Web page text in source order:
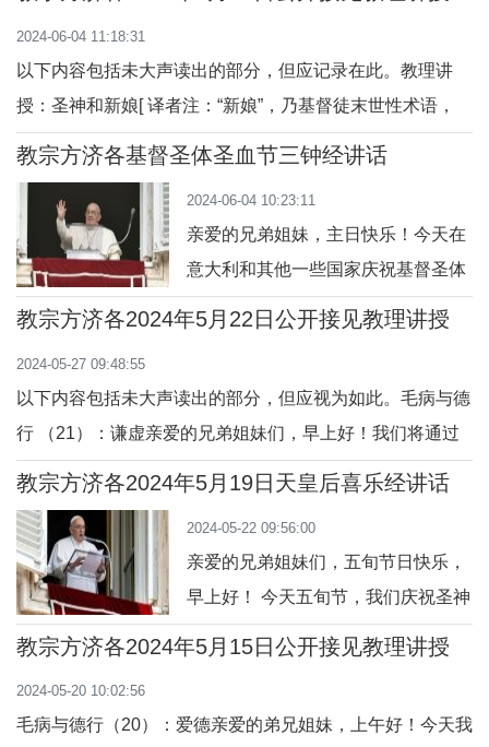
由亲爱的兄弟姐妹们，早上好！在今天的教理讲授中，我想
和你们一起反省圣经中对“圣神”的称呼。我
2024-06-04 11:18:31
以下内容包括未大声读出的部分，但应记录在此。教理讲
授：圣神和新娘[ 译者注：“新娘”，乃基督徒末世性术语，
指“教会。”]：圣神引导天主子民走向耶稣 ——— 我们的希
好！今天，藉由这次教理讲授，我们开始主题为“圣神与新
娘”的系列反省，——新娘就是教会， “圣
教宗方济各基督圣体圣血节三钟经讲话
2024-06-04 10:23:11
亲爱的兄弟姐妹，主日快乐！今天在
意大利和其他一些国家庆祝基督圣体
圣血节。礼仪的福音显示了最后晚餐
己在给门徒们奉献掰开的饼和酒，就
是他为整个人类和世界的生命而作的
自我奉献。在耶稣掰开面饼的行动
度。他强调说：“
教宗方济各2024年5月22日公开接见教理讲授
2024-05-27 09:48:55
以下内容包括未大声读出的部分，但应视为如此。毛病与德
行 （21）：谦虚亲爱的兄弟姐妹们，早上好！我们将通过
看一种既非七枢徳也非超性德行、但为基督徒生活基础的德
的罪恶 —— 傲慢 —— 的死敌。骄傲和自大使人心膨胀，使
我们看起来超过我本有
教宗方济各2024年5月19日天皇后喜乐经讲话
2024-05-22 09:56:00
亲爱的兄弟姐妹们，五旬节日快乐，
早上好！ 今天五旬节，我们庆祝圣神
降临到玛利亚和宗徒们身上。在礼仪
16:13）。但这指的是什么意思呢？
教宗方济各2024年5月15日公开接见教理讲授
2024-05-20 10:02:56
毛病与德行（20）：爱德亲爱的弟兄姐妹，上午好！今天我